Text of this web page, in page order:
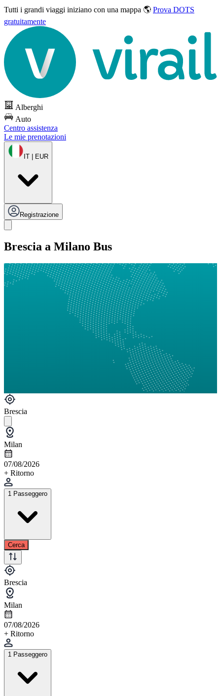
Tutti i grandi viaggi iniziano con una mappa 🌎 Prova DOTS
gratuitamente
Alberghi
Auto
Centro assistenza
Le mie prenotazioni
IT | EUR
Registrazione
Brescia a Milano Bus
Brescia
Milan
07/08/2026
+ Ritorno
1 Passeggero
Cerca
Brescia
Milan
07/08/2026
+ Ritorno
1 Passeggero